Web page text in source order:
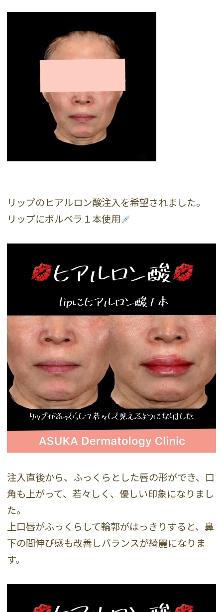
リップのヒアルロン酸注入を希望されました。
リップにボルベラ１本使用
注入直後から、ふっくらとした唇の形ができ、口
角も上がって、若々しく、優しい印象になりまし
た。
上口唇がふっくらして輪郭がはっきりすると、鼻
下の間伸び感も改善しバランスが綺麗になりま
す。